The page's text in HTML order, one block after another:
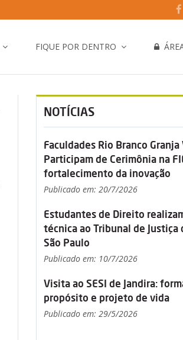
FIQUE POR DENTRO
NOTÍCIAS
Faculdades Rio Branco Granja
Participam de Cerimônia na
fortalecimento da inovação
Publicado em: 20/7/2026
Estudantes de Direito
técnica ao Tribunal de Justiça
São Paulo
Publicado em: 10/7/2026
Visita ao SESI de Jandira:
propósito e projeto de vida
Publicado em: 29/5/2026